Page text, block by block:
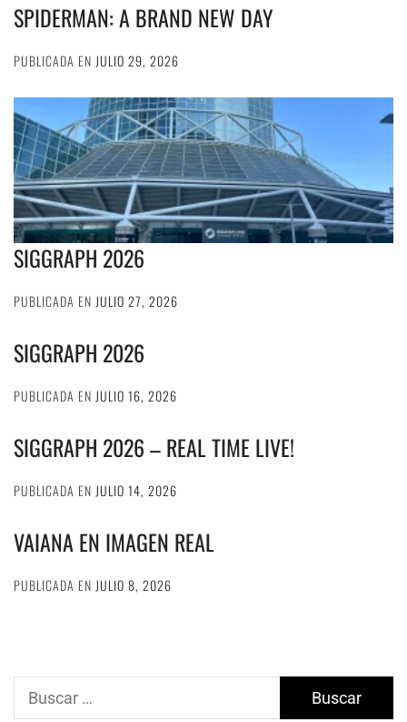
SPIDERMAN: A BRAND NEW DAY
PUBLICADA EN JULIO 29, 2026
SIGGRAPH 2026
PUBLICADA EN JULIO 27, 2026
SIGGRAPH 2026
PUBLICADA EN JULIO 16, 2026
SIGGRAPH 2026 – REAL TIME LIVE!
PUBLICADA EN JULIO 14, 2026
VAIANA EN IMAGEN REAL
PUBLICADA EN JULIO 8, 2026
Buscar: